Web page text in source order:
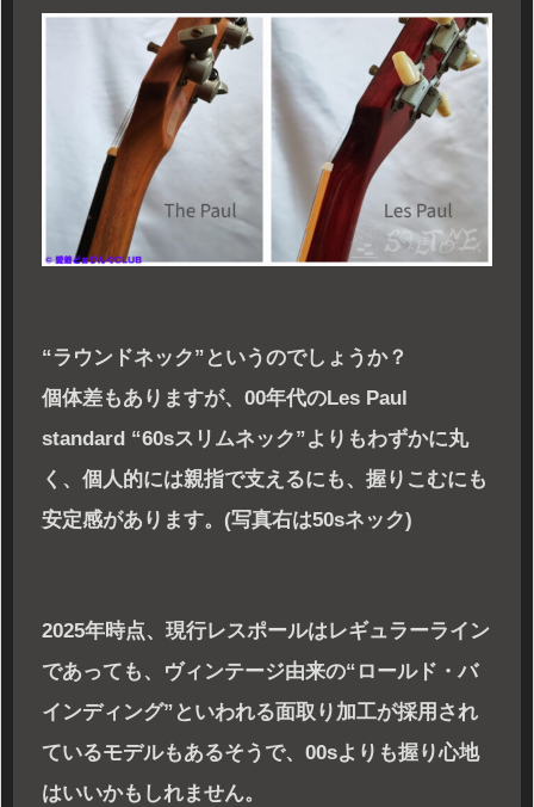
“ラウンドネック”というのでしょうか？
個体差もありますが、00年代のLes Paul
standard “60sスリムネック”よりもわずかに丸
く、個人的には親指で支えるにも、握りこむにも
安定感があります。(写真右は50sネック)
2025年時点、現行レスポールはレギュラーライン
であっても、ヴィンテージ由来の“ロールド・バ
インディング”といわれる面取り加工が採用され
ているモデルもあるそうで、00sよりも握り心地
はいいかもしれません。